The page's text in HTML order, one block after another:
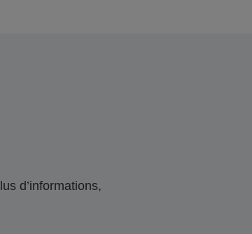
d’informations,